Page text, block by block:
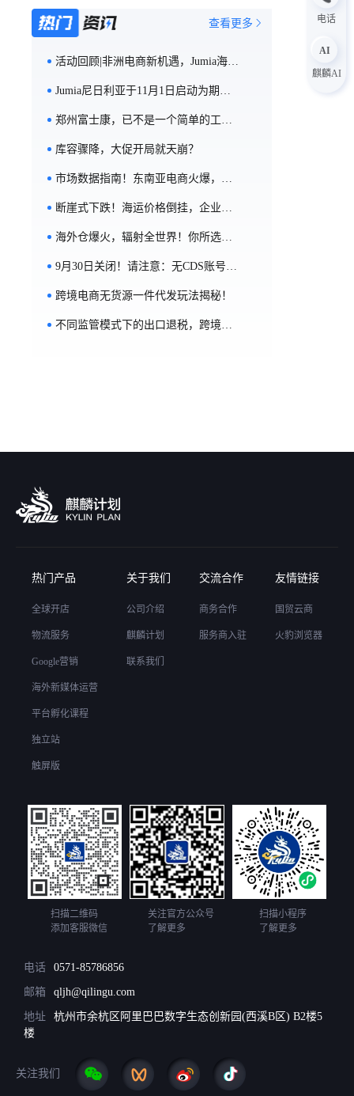
查看更多
活动回顾|非洲电商新机遇，Jumia海外仓模式全解析
Jumia尼日利亚于11月1日启动为期一月的黑五活动
郑州富士康，已不是一个简单的工厂！
库容骤降，大促开局就天崩？
市场数据指南！东南亚电商火爆，或成跨境电商物流增长的新大陆
断崖式下跌！海运价格倒挂，企业该如何应对？
海外仓爆火，辐射全世界！你所选的海外仓真的适合你么？
9月30日关闭！请注意：无CDS账号将影响清关
跨境电商无货源一件代发玩法揭秘！
不同监管模式下的出口退税，跨境电商卖家如何“税”月静好？
电话
AI
麒麟AI
热门产品
全球开店
物流服务
Google营销
海外新媒体运营
平台孵化课程
独立站
触屏版
关于我们
公司介绍
麒麟计划
联系我们
交流合作
商务合作
服务商入驻
友情链接
国贸云商
火豹浏览器
扫描二维码
添加客服微信
关注官方公众号
了解更多
扫描小程序
了解更多
电话 0571-85786856
邮箱 qljh@qilingu.com
地址
杭州市余杭区阿里巴巴数字生态创新园(西溪B区) B2楼5
楼
关注我们